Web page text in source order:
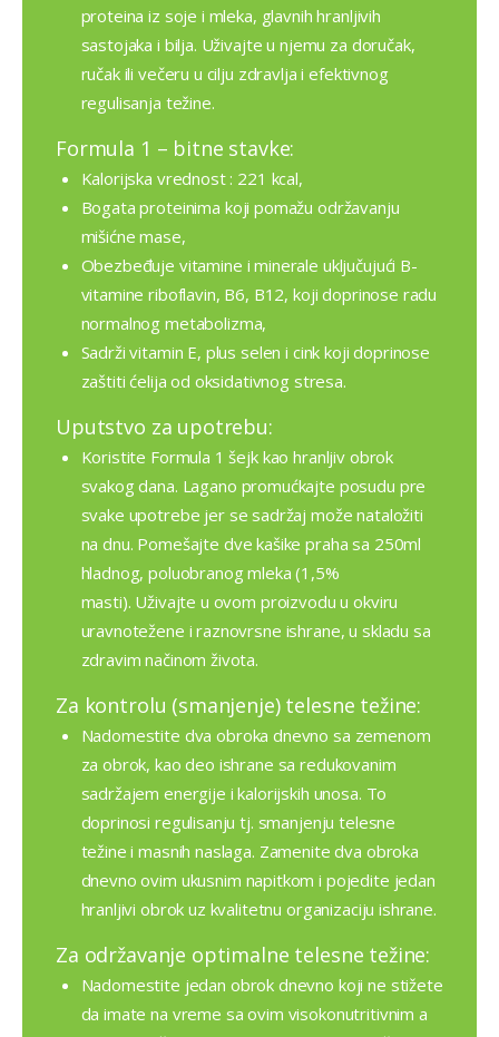
proteina iz soje i mleka, glavnih hranljivih
sastojaka i bilja. Uživajte u njemu za doručak,
ručak ili večeru u cilju zdravlja i efektivnog
regulisanja težine.
Formula 1 – bitne stavke:
Kalorijska vrednost : 221 kcal,
Bogata proteinima koji pomažu održavanju
mišićne mase,
Obezbeđuje vitamine i minerale uključujući B-
vitamine riboflavin, B6, B12, koji doprinose radu
normalnog metabolizma,
Sadrži vitamin E, plus selen i cink koji doprinose
zaštiti ćelija od oksidativnog stresa.
Uputstvo za upotrebu:
Koristite Formula 1 šejk kao hranljiv obrok
svakog dana. Lagano promućkajte posudu pre
svake upotrebe jer se sadržaj može nataložiti
na dnu. Pomešajte dve kašike praha sa 250ml
hladnog, poluobranog mleka (1,5%
masti). Uživajte u ovom proizvodu u okviru
uravnotežene i raznovrsne ishrane, u skladu sa
zdravim načinom života.
Za kontrolu (smanjenje) telesne težine:
Nadomestite dva obroka dnevno sa zemenom
za obrok, kao deo ishrane sa redukovanim
sadržajem energije i kalorijskih unosa. To
doprinosi regulisanju tj. smanjenju telesne
težine i masnih naslaga. Zamenite dva obroka
dnevno ovim ukusnim napitkom i pojedite jedan
hranljivi obrok uz kvalitetnu organizaciju ishrane.
Za održavanje optimalne telesne težine:
Nadomestite jedan obrok dnevno koji ne stižete
da imate na vreme sa ovim visokonutritivnim a